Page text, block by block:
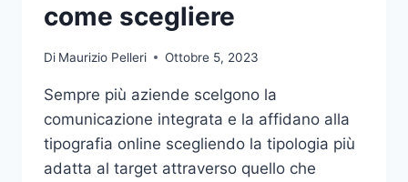
come scegliere
Di Maurizio Pelleri Ottobre 5, 2023
Sempre più aziende scelgono la
comunicazione integrata e la affidano alla
tipografia online scegliendo la tipologia più
adatta al target attraverso quello che